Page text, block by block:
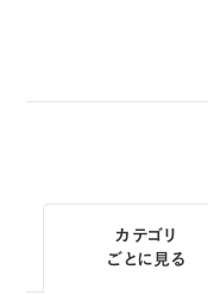
カテゴリ
ごとに見る